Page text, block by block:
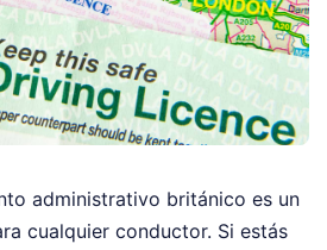
administrativo británico es un
cualquier conductor. Si estás